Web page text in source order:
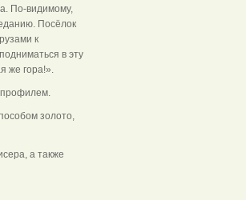
По-видимому,
Посёлок
к
в эту
же гора!».
профилем.
золото,
а также